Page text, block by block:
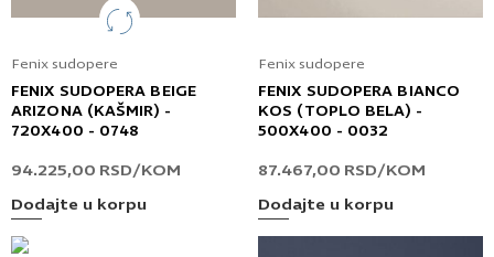
Fenix sudopere
FENIX SUDOPERA BEIGE
ARIZONA (KAŠMIR) -
720X400 - 0748
94.225,00 RSD/KOM
Dodajte u korpu
Fenix sudopere
FENIX SUDOPERA BIANCO
KOS (TOPLO BELA) -
500X400 - 0032
87.467,00 RSD/KOM
Dodajte u korpu